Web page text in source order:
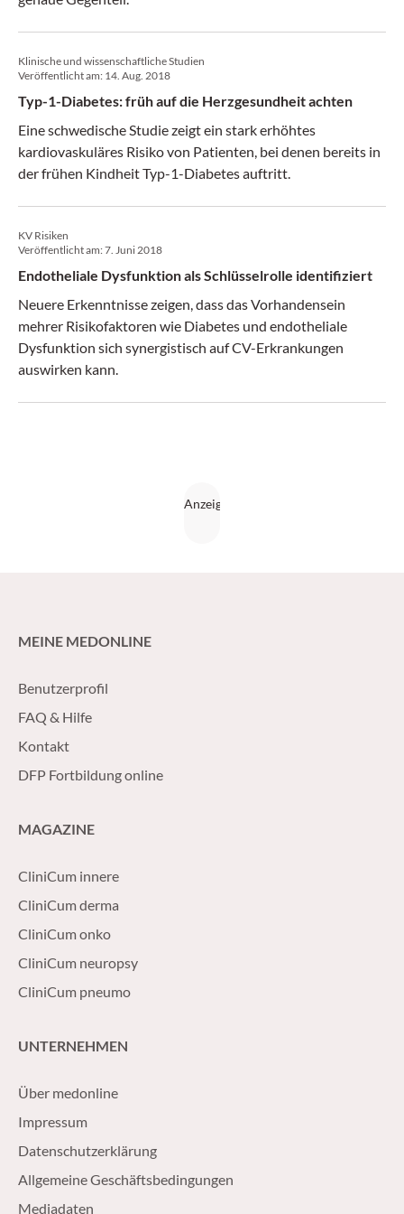
Klinische und wissenschaftliche Studien
Veröffentlicht am: 14. Aug. 2018
Typ-1-Diabetes: früh auf die Herzgesundheit achten
Eine schwedische Studie zeigt ein stark erhöhtes
kardiovaskuläres Risiko von Patienten, bei denen bereits in
der frühen Kindheit Typ-1-Diabetes auftritt.
KV Risiken
Veröffentlicht am:7. Juni 2018
Endotheliale Dysfunktion als Schlüsselrolle identifiziert
Neuere Erkenntnisse zeigen, dass das Vorhandensein
mehrer Risikofaktoren wie Diabetes und endotheliale
Dysfunktion sich synergistisch auf CV-Erkrankungen
auswirken kann.
MEINE MEDONLINE
Benutzerprofil
FAQ & Hilfe
Kontakt
DFP Fortbildung online
MAGAZINE
CliniCum innere
CliniCum derma
CliniCum onko
CliniCum neuropsy
CliniCum pneumo
UNTERNEHMEN
Über medonline
Impressum
Datenschutzerklärung
Allgemeine Geschäftsbedingungen
Mediadaten